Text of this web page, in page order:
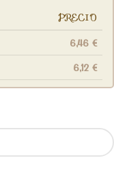
PRECIO
6,46 €
6,12 €